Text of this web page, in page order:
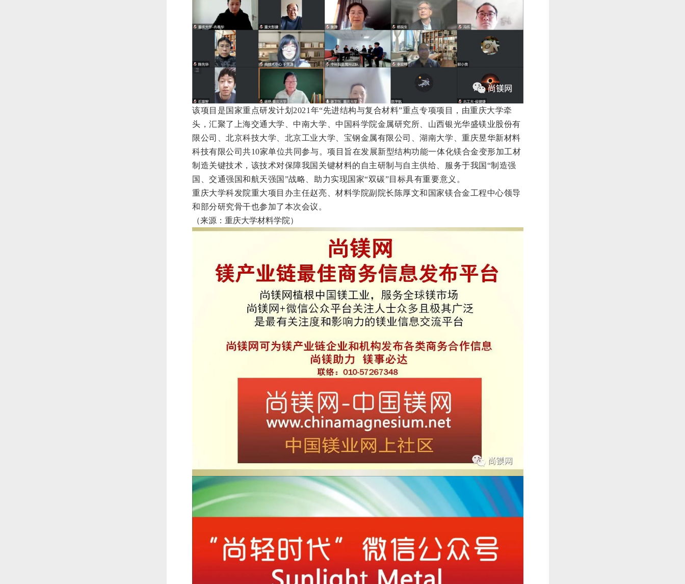
该项目是国家重点研发计划2021年“先进结构与复合材料”重点专项项目，由重庆大学牵
头，汇聚了上海交通大学、中南大学、中国科学院金属研究所、山西银光华盛镁业股份有
限公司、北京科技大学、北京工业大学、宝钢金属有限公司、湖南大学、重庆昱华新材料
科技有限公司共10家单位共同参与。项目旨在发展新型结构功能一体化镁合金变形加工材
制造关键技术，该技术对保障我国关键材料的自主研制与自主供给、服务于我国“制造强
国、交通强国和航天强国”战略、助力实现国家“双碳”目标具有重要意义。
重庆大学科发院重大项目办主任赵亮、材料学院副院长陈厚文和国家镁合金工程中心领导
和部分研究骨干也参加了本次会议。
（来源：重庆大学材料学院）